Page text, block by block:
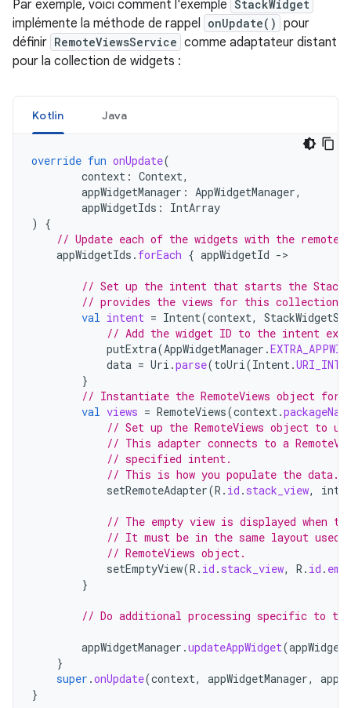
Par exemple, voici comment l'exemple StackWidget
implémente la méthode de rappel onUpdate() pour
définir RemoteViewsService comme adaptateur distant
pour la collection de widgets :
Kotlin Java
override fun onUpdate(
context : Context,
appWidgetManager : AppWidgetManager,
appWidgetIds :
IntArray
)
{
// Update each of the widgets with the remote
appWidgetIds . forEach { appWidgetId ->
// Set up the intent that starts the
// provides the views for this collection.
val intent = Intent(context,
// Add the widget ID to the intent
putExtra(AppWidgetManager .
data = Uri .parse(toUri(Intent.
}
// Instantiate the RemoteViews object for
val views = RemoteViews(context.
// Set up the RemoteViews object to
// This adapter connects to a
// specified intent.
// This is how you populate the data.
setRemoteAdapter(R . id . stack_view,
// The empty view is displayed when
// It must be in the same layout
// RemoteViews object.
setEmptyView(R . id . stack_view, R . id .
}
// Do additional processing specific to
appWidgetManager .updateAppWidget(
}
super .onUpdate(context, appWidgetManager,
}